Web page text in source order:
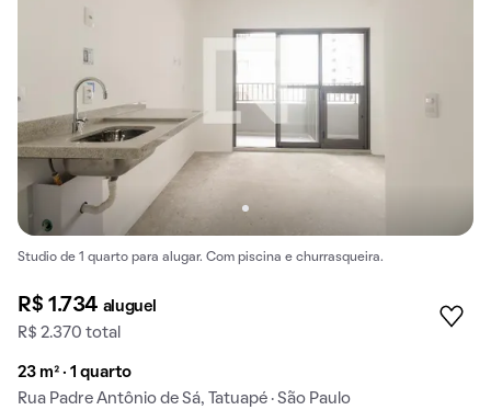
Studio de 1 quarto para alugar. Com piscina e churrasqueira.
R$ 1.734 aluguel
R$ 2.370 total
23 m² · 1 quarto
Rua Padre Antônio de Sá, Tatuapé · São Paulo